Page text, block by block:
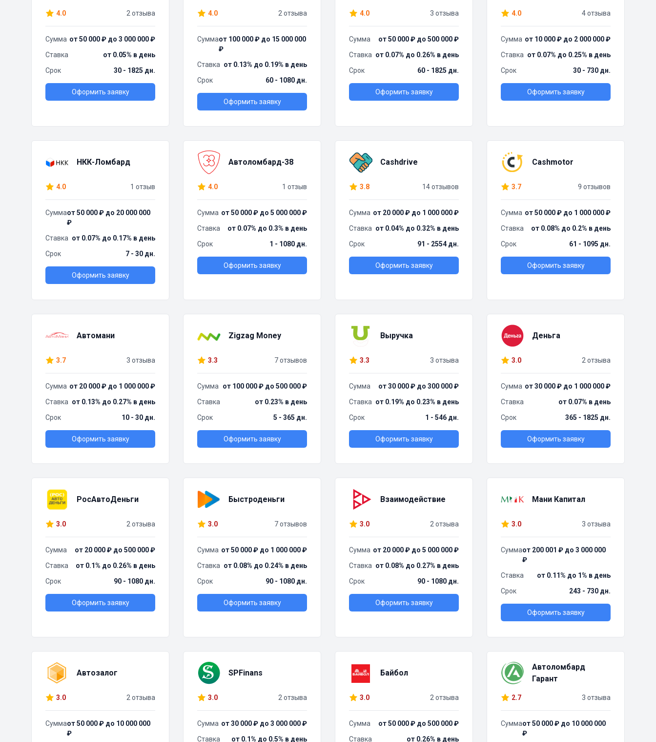
4.0 2 отзыва
Сумма от 50 000 ₽ до 3 000 000 ₽
Ставка
от 0.05% в день
Срок
30 - 1825 дн.
Оформить заявку
4.0 2 отзыва
Суммаот 100 000 ₽ до 15 000 000
₽
Ставка от 0.13% до 0.19% в день
Срок
60 - 1080 дн.
Оформить заявку
4.0 3 отзыва
Сумма
от 50 000 ₽ до 500 000 ₽
Ставка от 0.07% до 0.26% в день
Срок
60 - 1825 дн.
Оформить заявку
4.0 4 отзыва
Сумма от 10 000 ₽ до 2 000 000 ₽
Ставка от 0.07% до 0.25% в день
Срок
30 - 730 дн.
Оформить заявку
НКК-Ломбард
4.0 1 отзыв
Суммаот 50 000 ₽ до 20 000 000
₽
Ставка от 0.07% до 0.17% в день
Срок
7 - 30 дн.
Оформить заявку
Автоломбард-38
4.0 1 отзыв
Сумма от 50 000 ₽ до 5 000 000 ₽
Ставка
от 0.07% до 0.3% в день
Срок
1 - 1080 дн.
Оформить заявку
Cashdrive
3.8 14 отзывов
Сумма от 20 000 ₽ до 1 000 000 ₽
Ставка от 0.04% до 0.32% в день
Срок
91 - 2554 дн.
Оформить заявку
Cashmotor
3.7 9 отзывов
Сумма от 50 000 ₽ до 1 000 000 ₽
Ставка
от 0.08% до 0.2% в день
Срок
61 - 1095 дн.
Оформить заявку
Автомани
3.7 3 отзыва
Сумма от 20 000 ₽ до 1 000 000 ₽
Ставка от 0.13% до 0.27% в день
Срок
10 - 30 дн.
Оформить заявку
Zigzag Money
3.3 7 отзывов
Сумма
от 100 000 ₽ до 500 000 ₽
Ставка
от 0.23% в день
Срок
5 - 365 дн.
Оформить заявку
Выручка
3.3 3 отзыва
Сумма
от 30 000 ₽ до 300 000 ₽
Ставка от 0.19% до 0.23% в день
Срок
1 - 546 дн.
Оформить заявку
Деньга
3.0 2 отзыва
Сумма от 30 000 ₽ до 1 000 000 ₽
Ставка
от 0.07% в день
Срок
365 - 1825 дн.
Оформить заявку
РосАвтоДеньги
3.0 2 отзыва
Сумма
от 20 000 ₽ до 500 000 ₽
Ставка
от 0.1% до 0.26% в день
Срок
90 - 1080 дн.
Оформить заявку
Быстроденьги
3.0 7 отзывов
Сумма от 50 000 ₽ до 1 000 000 ₽
Ставка от 0.08% до 0.24% в день
Срок
90 - 1080 дн.
Оформить заявку
Взаимодействие
3.0 2 отзыва
Сумма от 20 000 ₽ до 5 000 000 ₽
Ставка от 0.08% до 0.27% в день
Срок
90 - 1080 дн.
Оформить заявку
Мани Капитал
3.0 3 отзыва
Суммаот 200 001 ₽ до 3 000 000
₽
Ставка
от 0.11% до 1% в день
Срок
243 - 730 дн.
Оформить заявку
Автозалог
3.0 2 отзыва
Суммаот 50 000 ₽ до 10 000 000
₽
SPFinans
3.0 2 отзыва
Сумма от 30 000 ₽ до 3 000 000 ₽
Ставка
от 0.1% до 0.5% в день
Байбол
3.0 2 отзыва
Сумма
от 50 000 ₽ до 500 000 ₽
Ставка
от 0.26% в день
Автоломбард
Гарант
2.7 3 отзыва
Суммаот 50 000 ₽ до 10 000 000
₽